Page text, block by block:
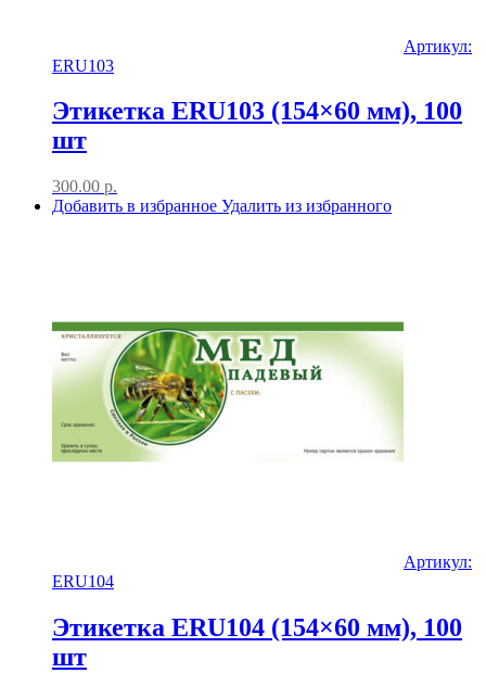
Артикул:
ERU103
Этикетка ERU103 (154×60 мм), 100
шт
300.00 р.
Добавить в избранное Удалить из избранного
Артикул:
ERU104
Этикетка ERU104 (154×60 мм), 100
шт